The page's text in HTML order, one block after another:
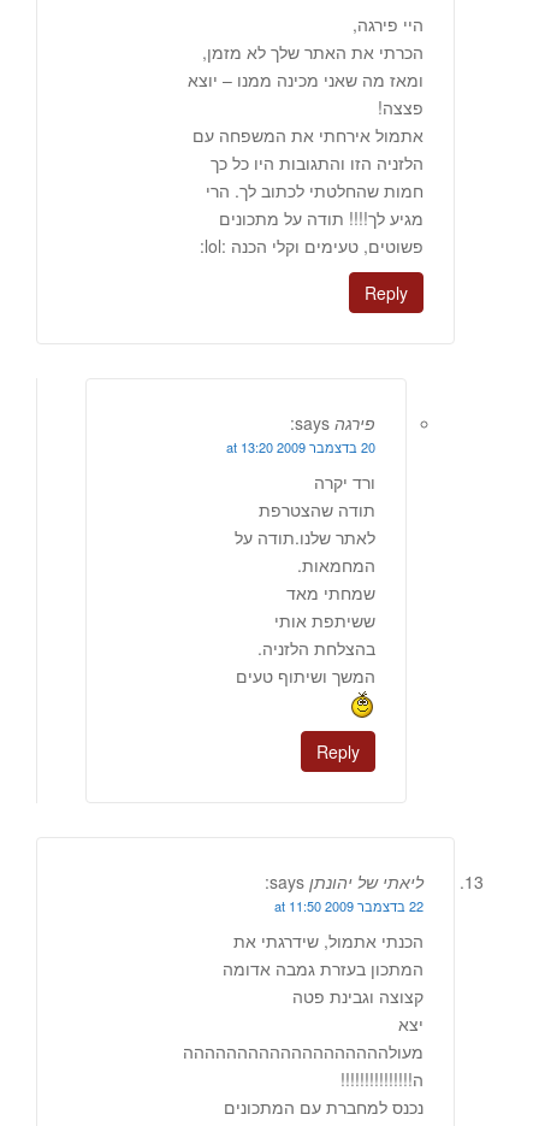
היי פירגה,
הכרתי את האתר שלך לא מזמן,
ומאז מה שאני מכינה ממנו – יוצא
פצצה!
אתמול אירחתי את המשפחה עם
הלזניה הזו והתגובות היו כל כך
חמות שהחלטתי לכתוב לך. הרי
מגיע לך!!!! תודה על מתכונים
פשוטים, טעימים וקלי הכנה :lol:
Reply
פירגה says:
20 בדצמבר 2009 at 13:20
ורד יקרה
תודה שהצטרפת
לאתר שלנו.תודה על
המחמאות.
שמחתי מאד
ששיתפת אותי
בהצלחת הלזניה.
המשך ושיתוף טעים
Reply
ליאתי של יהונתן says:
22 בדצמבר 2009 at 11:50
הכנתי אתמול, שידרגתי את
המתכון בעזרת גמבה אדומה
קצוצה וגבינת פטה
יצא
מעולההההההההההההההההההה
ה!!!!!!!!!!!!!!!
נכנס למחברת עם המתכונים